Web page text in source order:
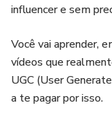
influencer e sem
Você vai aprender,
vídeos que
UGC (User
a te pagar por isso.